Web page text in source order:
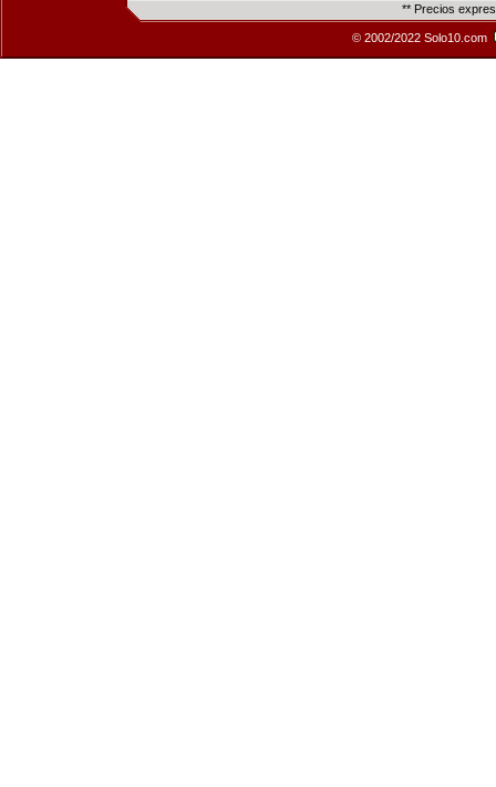
** Precios
© 2002/2022 Solo10.com